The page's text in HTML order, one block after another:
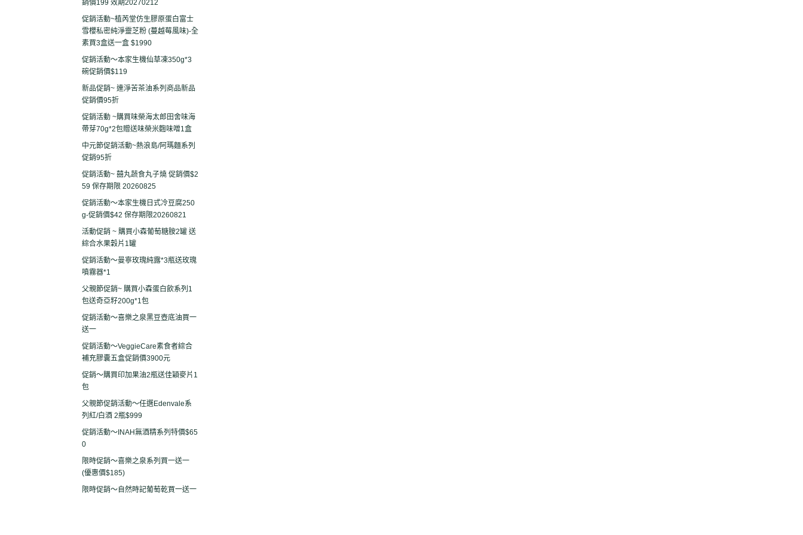
銷價199 效期20270212
促銷活動~植芮堂仿生膠原蛋白富士
雪櫻私密純淨靈芝粉 (蔓越莓風味)-全
素買3盒送一盒 $1990
促銷活動～本家生機仙草凍350g*3
碗促銷價$119
新品促銷~ 連淨苦茶油系列商品新品
促銷價95折
促銷活動 ~購買味榮海太郎田舍味海
帶芽70g*2包贈送味榮米麴味噌1盒
中元節促銷活動~熱浪島/阿瑪麵系列
促銷95折
促銷活動~ 囍丸蔬食丸子燒 促銷價$2
59 保存期限 20260825
促銷活動～本家生機日式冷豆腐250
g-促銷價$42 保存期限20260821
活動促銷 ~ 購買小森葡萄糖胺2罐 送
綜合水果穀片1罐
促銷活動～曼寧玫瑰純露*3瓶送玫瑰
噴霧器*1
父親節促銷~ 購買小森蛋白飲系列1
包送奇亞籽200g*1包
促銷活動～喜樂之泉黑豆壺底油買一
送一
促銷活動～VeggieCare素食者綜合
補充膠囊五盒促銷價3900元
促銷～購買印加果油2瓶送佳穎麥片1
包
父親節促銷活動～任選Edenvale系
列紅/白酒 2瓶$999
促銷活動～INAH無酒精系列特價$65
0
限時促銷～喜樂之泉系列買一送一
(優惠價$185)
限時促銷～自然時記葡萄乾買一送一